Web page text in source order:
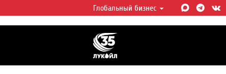
ЛУКОЙЛ СЕГОДНЯ
ЛУКОЙЛ — одна из крупнейших
интегрированных нефтегазовых
мире, на долю которой
мировой добычи нефти и около
Глобальный бизнес